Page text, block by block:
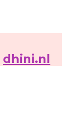
dhini.nl